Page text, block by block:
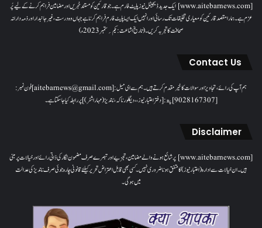
[www.aitebarnews.com] ایک جدید ڈیجیٹل نیوز پلیٹ فارم ہے۔ جو قارئین کو مستند خبریں اور مضامین فراہم کرنے کے لیے پُر
عزم ہے۔ ہمارا مقصدقارئین کو معیاری تخلیقات تک رسائی اور انہیں ایک ایسا پلیٹ فارم فراہم کرنا ہے جہاں وہ درست، غیر جانبدار اور ذمہ دارانہ
صحافت کا تجربہ کریں۔( تاریخ اشاعت : یکم؍ ستمبر 2023ء)
Contact Us
ہم آپ کی رائے، تجاویز اور سوالات کا خیرمقدم کرتے ہیں۔ ہم سےای میل: [aitebarnews@gmail.com]فون نمبر:
[9028167307]پتہ: [دفتر اعتبار نیوز، ، دیگلور ناکہ، ناندیڑ(مہاراشٹر) ] پر رابطہ کیا جاسکتا ہے۔
Disclaimer
[www.aitebarnews.com] پر شائع ہونے والے مضامین، تجزیے اور تبصرے صرف مضمون نگار کی ذاتی رائے اور خیالات پر مبنی
ہیں۔ ان خیالات سے ادارہ (اعتبار نیوز) کا متفق ہونا ضروری نہیں۔ کسی بھی قابل اعتراض تحریر کیلئے قانونی چارہ جوئی صرف ناندیڑ کی عدالت
میں ہوگی۔